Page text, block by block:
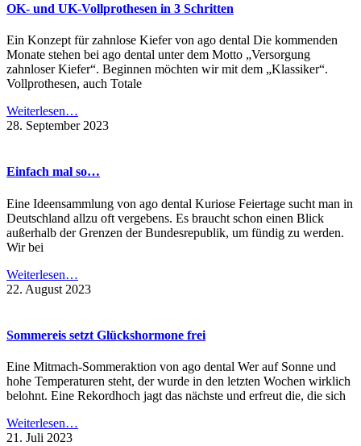
OK- und UK-Vollprothesen in 3 Schritten
Ein Konzept für zahnlose Kiefer von ago dental Die kommenden
Monate stehen bei ago dental unter dem Motto „Versorgung
zahnloser Kiefer“. Beginnen möchten wir mit dem „Klassiker“.
Vollprothesen, auch Totale
Weiterlesen…
28. September 2023
Einfach mal so…
Eine Ideensammlung von ago dental Kuriose Feiertage sucht man in
Deutschland allzu oft vergebens. Es braucht schon einen Blick
außerhalb der Grenzen der Bundesrepublik, um fündig zu werden.
Wir bei
Weiterlesen…
22. August 2023
Sommereis setzt Glückshormone frei
Eine Mitmach-Sommeraktion von ago dental Wer auf Sonne und
hohe Temperaturen steht, der wurde in den letzten Wochen wirklich
belohnt. Eine Rekordhoch jagt das nächste und erfreut die, die sich
Weiterlesen…
21. Juli 2023